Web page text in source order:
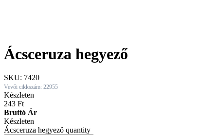
Ácsceruza hegyező
SKU: 7420
Vevői cikkszám: 22955
Készleten
243 Ft
Bruttó Ár
Készleten
Ácsceruza hegyező quantity